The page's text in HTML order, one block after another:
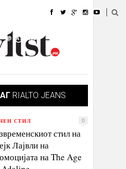
УБАВИНА
@РАБОТА
RIALTO JEANS
СТИЛ 0
стил на
Лајвли на
на The Age